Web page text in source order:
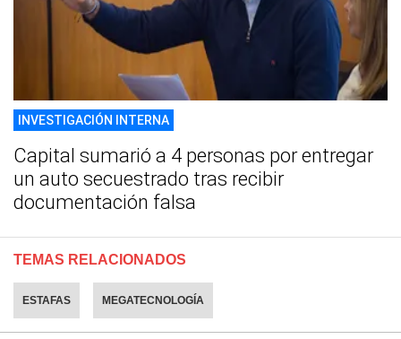
INVESTIGACIÓN INTERNA
Capital sumarió a 4 personas por entregar
un auto secuestrado tras recibir
documentación falsa
TEMAS RELACIONADOS
ESTAFAS MEGATECNOLOGÍA